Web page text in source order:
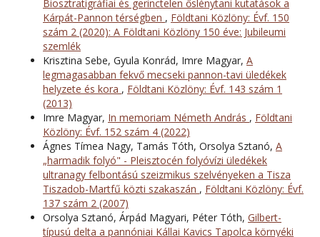
Biosztratigráfiai és gerinctelen őslénytani kutatások a
Kárpát-Pannon térségben , Földtani Közlöny: Évf. 150
szám 2 (2020): A Földtani Közlöny 150 éve: Jubileumi
szemlék
Krisztina Sebe, Gyula Konrád, Imre Magyar, A
legmagasabban fekvő mecseki pannon-tavi üledékek
helyzete és kora , Földtani Közlöny: Évf. 143 szám 1
(2013)
Imre Magyar, In memoriam Németh András , Földtani
Közlöny: Évf. 152 szám 4 (2022)
Ágnes Tímea Nagy, Tamás Tóth, Orsolya Sztanó, A
„harmadik folyó" - Pleisztocén folyóvízi üledékek
ultranagy felbontású szeizmikus szelvényeken a Tisza
Tiszadob-Martfű közti szakaszán , Földtani Közlöny: Évf.
137 szám 2 (2007)
Orsolya Sztanó, Árpád Magyari, Péter Tóth, Gilbert-
típusú delta a pannóniai Kállai Kavics Tapolca környéki